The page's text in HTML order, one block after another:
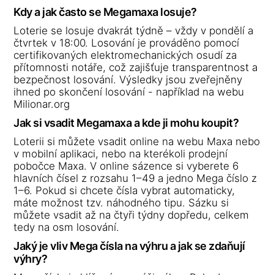
Kdy a jak často se Megamaxa losuje?
Loterie se losuje dvakrát týdně – vždy v pondělí a
čtvrtek v 18:00. Losování je prováděno pomocí
certifikovaných elektromechanických osudí za
přítomnosti notáře, což zajišťuje transparentnost a
bezpečnost losování. Výsledky jsou zveřejněny
ihned po skončení losování - například na webu
Milionar.org
Jak si vsadit Megamaxa a kde ji mohu koupit?
Loterii si můžete vsadit online na webu Maxa nebo
v mobilní aplikaci, nebo na kterékoli prodejní
pobočce Maxa. V online sázence si vyberete 6
hlavních čísel z rozsahu 1–49 a jedno Mega číslo z
1–6. Pokud si chcete čísla vybrat automaticky,
máte možnost tzv. náhodného tipu. Sázku si
můžete vsadit až na čtyři týdny dopředu, celkem
tedy na osm losování.
Jaký je vliv Mega čísla na výhru a jak se zdaňují
výhry?